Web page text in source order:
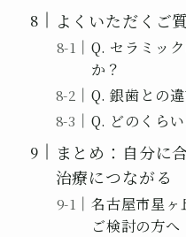
よくいただくご
Q. セラミッ
か？
Q. 銀歯との
Q. どのくら
まとめ：自分に
治療につながる
名古屋市星ヶ
ご検討の方へ